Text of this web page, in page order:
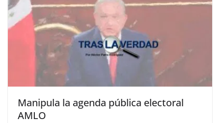
Manipula la agenda pública electoral
AMLO